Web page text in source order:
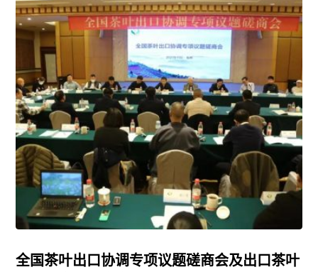
全国茶叶出口协调专项议题磋商会及出口茶叶